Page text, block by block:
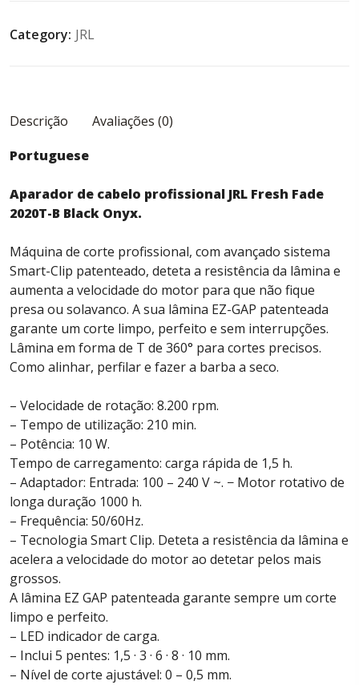
Category: JRL
Descrição
Avaliações (0)
Portuguese
Aparador de cabelo profissional JRL Fresh Fade
2020T-B Black Onyx.
Máquina de corte profissional, com avançado sistema
Smart-Clip patenteado, deteta a resistência da lâmina e
aumenta a velocidade do motor para que não fique
presa ou solavanco. A sua lâmina EZ-GAP patenteada
garante um corte limpo, perfeito e sem interrupções.
Lâmina em forma de T de 360° para cortes precisos.
Como alinhar, perfilar e fazer a barba a seco.
– Velocidade de rotação: 8.200 rpm.
– Tempo de utilização: 210 min.
– Potência: 10 W.
Tempo de carregamento: carga rápida de 1,5 h.
– Adaptador: Entrada: 100 – 240 V ~. − Motor rotativo de
longa duração 1000 h.
– Frequência: 50/60Hz.
– Tecnologia Smart Clip. Deteta a resistência da lâmina e
acelera a velocidade do motor ao detetar pelos mais
grossos.
A lâmina EZ GAP patenteada garante sempre um corte
limpo e perfeito.
– LED indicador de carga.
– Inclui 5 pentes: 1,5 · 3 · 6 · 8 · 10 mm.
– Nível de corte ajustável: 0 – 0,5 mm.